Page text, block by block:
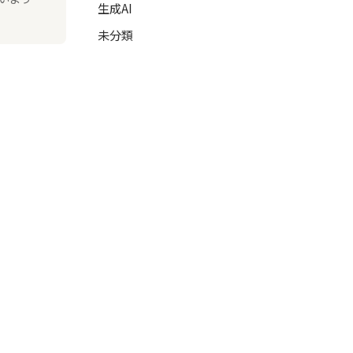
生成AI
未分類